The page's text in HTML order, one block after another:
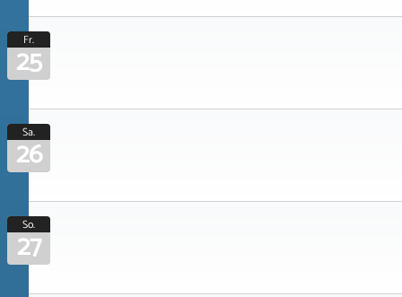
Fr.
25
Sa.
26
So.
27